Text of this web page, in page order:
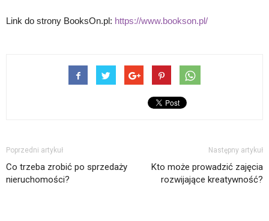
Link do strony BooksOn.pl: https://www.bookson.pl/
Poprzedni artykuł
Co trzeba zrobić po sprzedaży
nieruchomości?
Następny artykuł
Kto może prowadzić zajęcia
rozwijające kreatywność?